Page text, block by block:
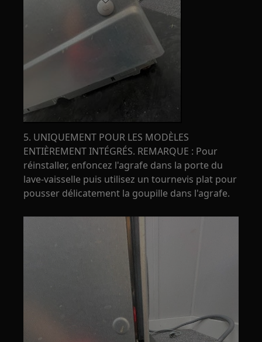
5. UNIQUEMENT POUR LES MODÈLES
ENTIÈREMENT INTÉGRÉS. REMARQUE : Pour
réinstaller, enfoncez l'agrafe dans la porte du
lave-vaisselle puis utilisez un tournevis plat pour
pousser délicatement la goupille dans l'agrafe.